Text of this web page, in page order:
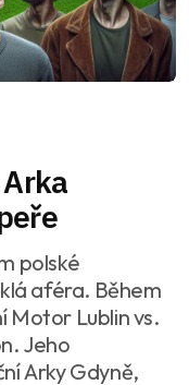
polské
aféra. Během
Motor Lublin vs.
Jeho
Arky Gdyně,